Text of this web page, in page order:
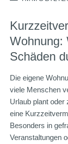
Wohnung:
Schäden
Die eigene
viele Menschen
Urlaub plant
eine
Besonders in
Veranstaltungen